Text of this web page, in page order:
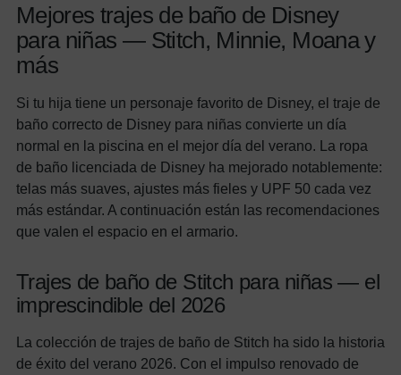
Mejores trajes de baño de Disney
para niñas — Stitch, Minnie, Moana y
más
Si tu hija tiene un personaje favorito de Disney, el traje de
baño correcto de Disney para niñas convierte un día
normal en la piscina en el mejor día del verano. La ropa
de baño licenciada de Disney ha mejorado notablemente:
telas más suaves, ajustes más fieles y UPF 50 cada vez
más estándar. A continuación están las recomendaciones
que valen el espacio en el armario.
Trajes de baño de Stitch para niñas — el
imprescindible del 2026
La colección de trajes de baño de Stitch ha sido la historia
de éxito del verano 2026. Con el impulso renovado de